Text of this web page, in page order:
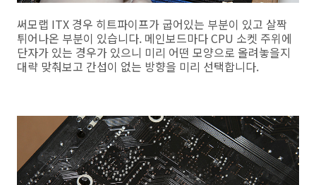
써모랩 ITX 경우 히트파이프가 굽어있는 부분이 있고 살짝
튀어나온 부분이 있습니다. 메인보드마다 CPU 소켓 주위에
단자가 있는 경우가 있으니 미리 어떤 모양으로 올려놓을지
대략 맞춰보고 간섭이 없는 방향을 미리 선택합니다.